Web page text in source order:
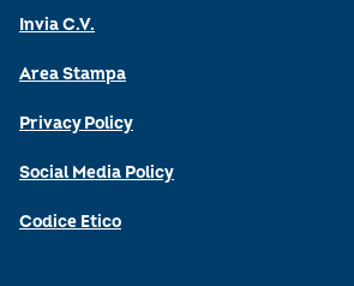
Invia C.V.
Area Stampa
Privacy Policy
Social Media Policy
Codice Etico